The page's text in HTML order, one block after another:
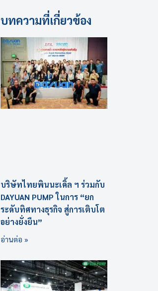
บทความที่เกี่ยวข้อง
บริษัทไทยพินนะเคิ้ล ฯ ร่วมกับ
DAYUAN PUMP ในการ “ยก
ระดับทิศทางธุรกิจ สู่การเติบโต
อย่างยั่งยืน”
อ่านต่อ »